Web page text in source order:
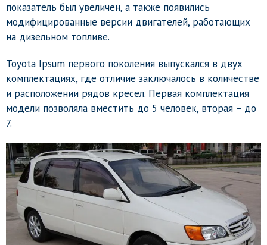
показатель был увеличен, а также появились
модифицированные версии двигателей, работающих
на дизельном топливе.
Toyota Ipsum первого поколения выпускался в двух
комплектациях, где отличие заключалось в количестве
и расположении рядов кресел. Первая комплектация
модели позволяла вместить до 5 человек, вторая – до
7.